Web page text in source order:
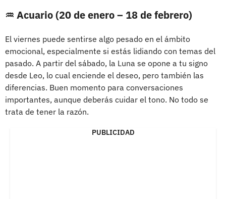
♒ Acuario (20 de enero – 18 de febrero)
El viernes puede sentirse algo pesado en el ámbito
emocional, especialmente si estás lidiando con temas del
pasado. A partir del sábado, la Luna se opone a tu signo
desde Leo, lo cual enciende el deseo, pero también las
diferencias. Buen momento para conversaciones
importantes, aunque deberás cuidar el tono. No todo se
trata de tener la razón.
PUBLICIDAD